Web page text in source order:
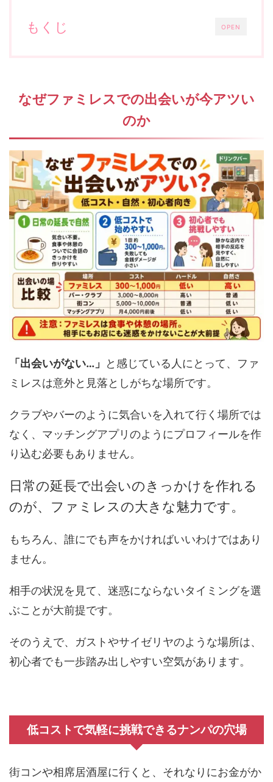
OPEN
もくじ
なぜファミレスでの出会いが今アツい
のか
「出会いがない…」
と感じている人にとって、ファ
ミレスは意外と見落としがちな場所です。
クラブやバーのように気合いを入れて行く場所では
なく、マッチングアプリのようにプロフィールを作
り込む必要もありません。
日常の延長で出会いのきっかけを作れる
のが、ファミレスの大きな魅力です。
もちろん、誰にでも声をかければいいわけではあり
ません。
相手の状況を見て、迷惑にならないタイミングを選
ぶことが大前提です。
そのうえで、ガストやサイゼリヤのような場所は、
初心者でも一歩踏み出しやすい空気があります。
低コストで気軽に挑戦できるナンパの穴場
街コンや相席居酒屋に行くと、それなりにお金がか